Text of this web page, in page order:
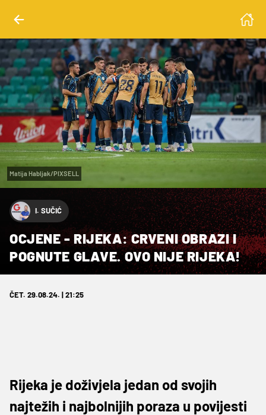
Matija Habljak/PIXSELL
I. SUČIĆ
OCJENE - RIJEKA: CRVENI OBRAZI I
POGNUTE GLAVE. OVO NIJE RIJEKA!
ČET. 29.08.24. | 21:25
Rijeka je doživjela jedan od svojih
najtežih i najbolnijih poraza u povijesti